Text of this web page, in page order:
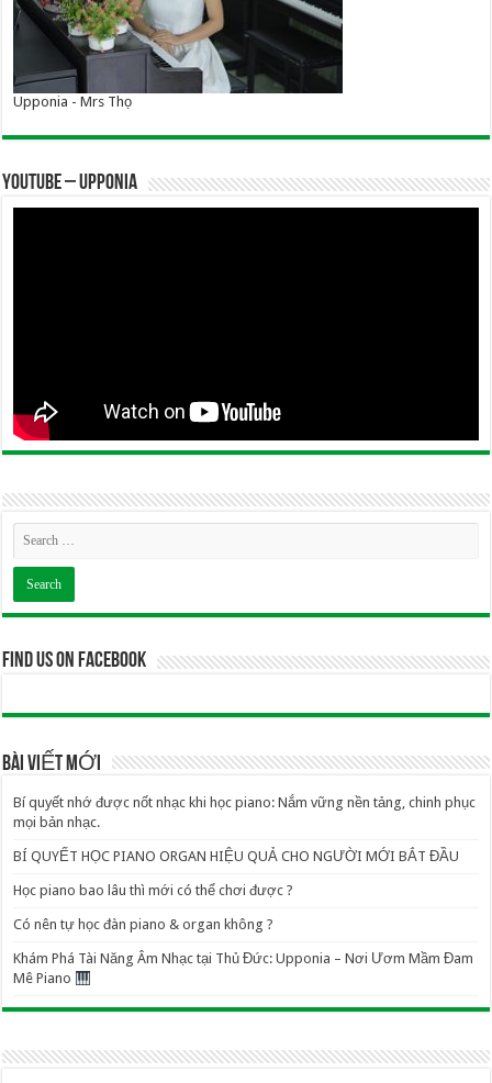
Upponia - Mrs Thọ
YOUTUBE – UPPONIA
Find us on Facebook
BÀI VIẾT MỚI
Bí quyết nhớ được nốt nhạc khi học piano: Nắm vững nền tảng, chinh phục
mọi bản nhạc.
BÍ QUYẾT HỌC PIANO ORGAN HIỆU QUẢ CHO NGƯỜI MỚI BẮT ĐẦU
Học piano bao lâu thì mới có thể chơi được ?
Có nên tự học đàn piano & organ không ?
Khám Phá Tài Năng Âm Nhạc tại Thủ Đức: Upponia – Nơi Ươm Mầm Đam
Mê Piano